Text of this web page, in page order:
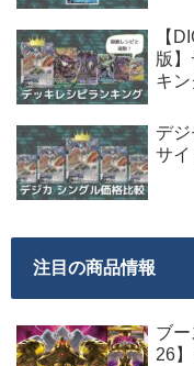
【
版
キン
デ
サイ
注目の商品情報
ブ
26